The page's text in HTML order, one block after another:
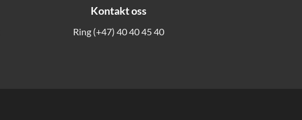
Kontakt oss
Ring (+47) 40 40 45 40